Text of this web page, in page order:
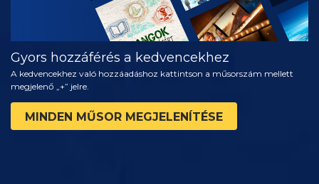
Gyors hozzáférés a kedvencekhez
A kedvencekhez való hozzáadáshoz kattintson a műsorszám mellett
megjelenő „+” jelre.
MINDEN MŰSOR MEGJELENÍTÉSE